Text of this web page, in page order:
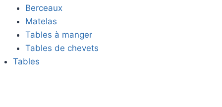
Berceaux
Matelas
Tables à manger
Tables de chevets
Tables